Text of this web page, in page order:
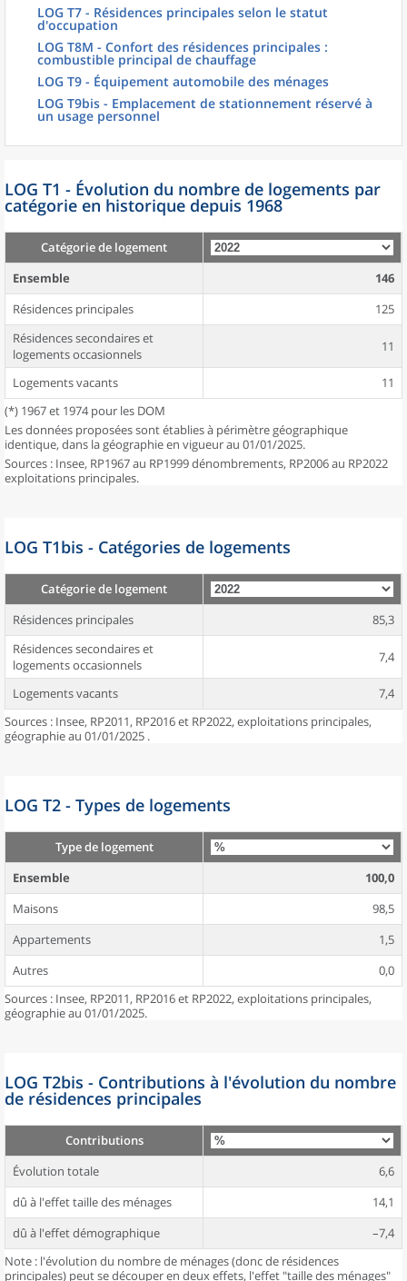
LOG T7 - Résidences principales selon le statut
d'occupation
LOG T8M - Confort des résidences principales :
combustible principal de chauffage
LOG T9 - Équipement automobile des ménages
LOG T9bis - Emplacement de stationnement réservé à
un usage personnel
LOG T1 - Évolution du nombre de logements par
catégorie en historique depuis 1968
Catégorie de logement
Ensemble
146
Résidences principales
125
Résidences secondaires et
logements occasionnels
11
Logements vacants
11
(*) 1967 et 1974 pour les DOM
Les données proposées sont établies à périmètre géographique
identique, dans la géographie en vigueur au 01/01/2025.
Sources : Insee, RP1967 au RP1999 dénombrements, RP2006 au RP2022
exploitations principales.
LOG T1bis - Catégories de logements
Catégorie de logement
Résidences principales
85,3
Résidences secondaires et
logements occasionnels
7,4
Logements vacants
7,4
Sources : Insee, RP2011, RP2016 et RP2022, exploitations principales,
géographie au 01/01/2025 .
LOG T2 - Types de logements
Type de logement
Ensemble
100,0
Maisons
98,5
Appartements
1,5
Autres
0,0
Sources : Insee, RP2011, RP2016 et RP2022, exploitations principales,
géographie au 01/01/2025.
LOG T2bis - Contributions à l'évolution du nombre
de résidences principales
Contributions
Évolution totale
6,6
dû à l'effet taille des ménages
14,1
dû à l'effet démographique
–7,4
Note : l'évolution du nombre de ménages (donc de résidences
principales) peut se découper en deux effets, l'effet "taille des ménages"